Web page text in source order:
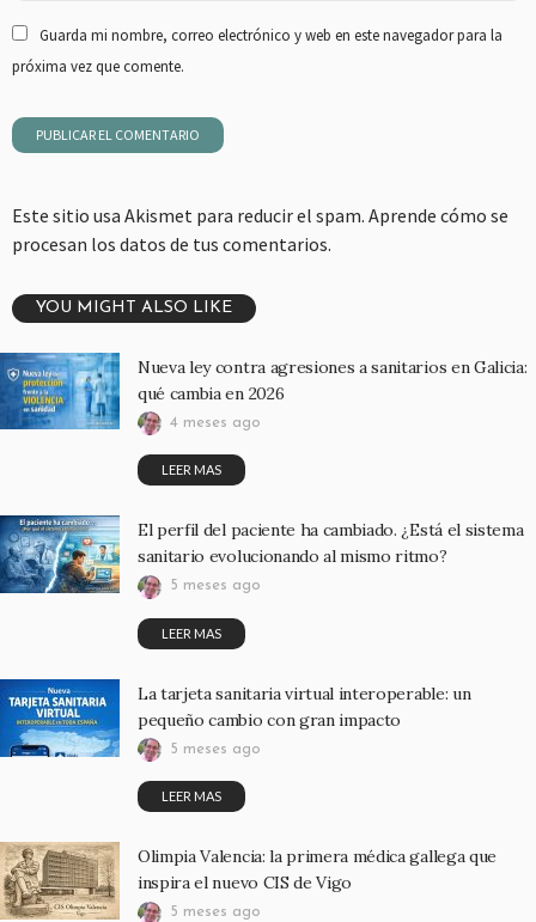
Guarda mi nombre, correo electrónico y web en este navegador para la
próxima vez que comente.
Este sitio usa Akismet para reducir el spam. Aprende cómo se
procesan los datos de tus comentarios.
YOU MIGHT ALSO LIKE
Nueva ley contra agresiones a sanitarios en Galicia:
qué cambia en 2026
4 meses ago
LEER MAS
El perfil del paciente ha cambiado. ¿Está el sistema
sanitario evolucionando al mismo ritmo?
5 meses ago
LEER MAS
La tarjeta sanitaria virtual interoperable: un
pequeño cambio con gran impacto
5 meses ago
LEER MAS
Olimpia Valencia: la primera médica gallega que
inspira el nuevo CIS de Vigo
5 meses ago